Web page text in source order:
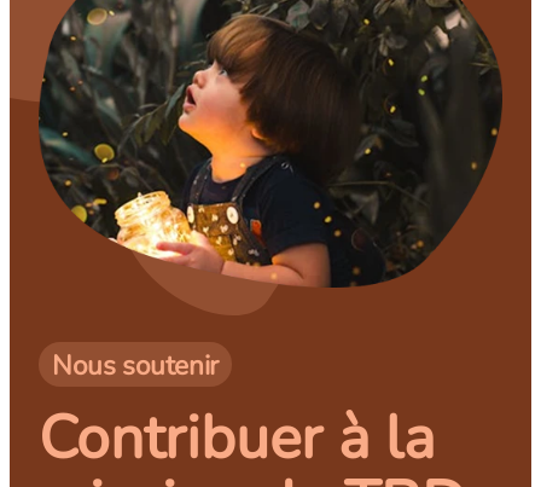
Nous soutenir
Contribuer à la